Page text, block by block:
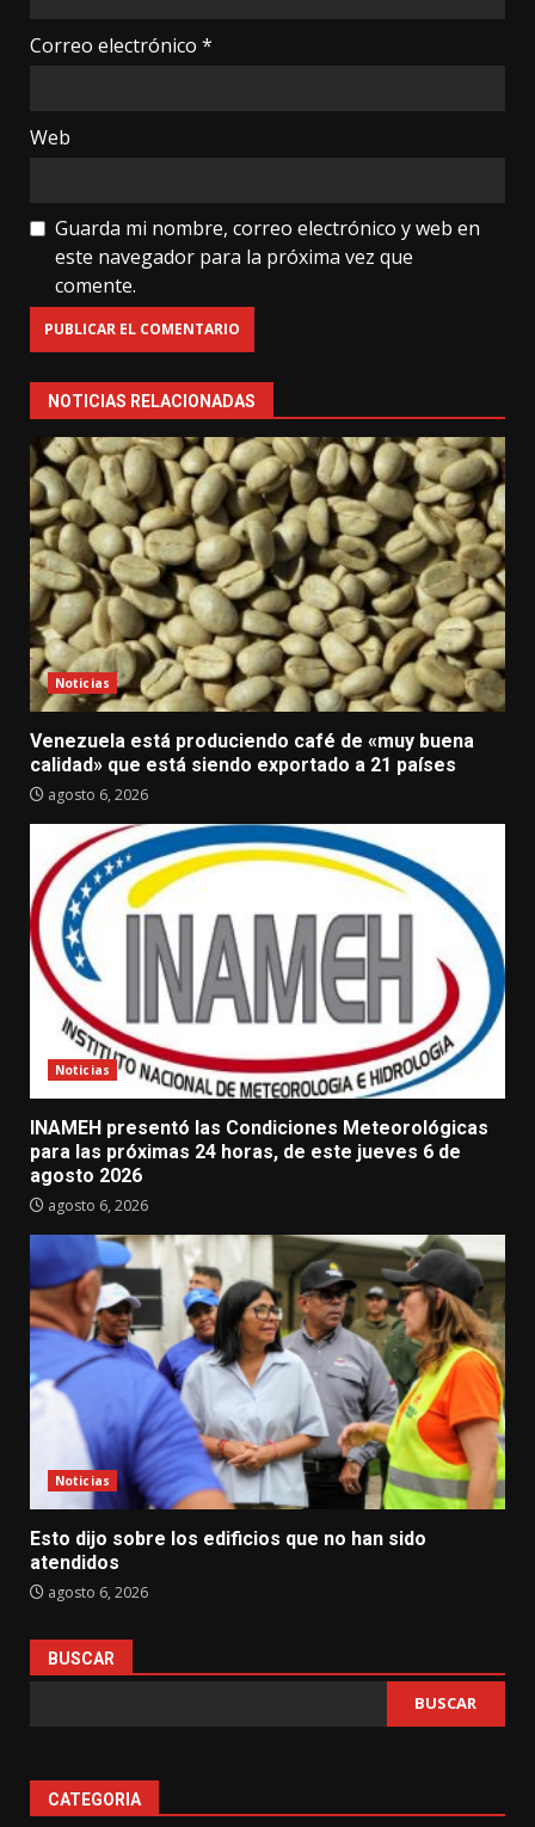
Correo electrónico *
Web
Guarda mi nombre, correo electrónico y web en
este navegador para la próxima vez que
comente.
NOTICIAS RELACIONADAS
Noticias
Venezuela está produciendo café de «muy buena
calidad» que está siendo exportado a 21 países
agosto 6, 2026
Noticias
INAMEH presentó las Condiciones Meteorológicas
para las próximas 24 horas, de este jueves 6 de
agosto 2026
agosto 6, 2026
Noticias
Esto dijo sobre los edificios que no han sido
atendidos
agosto 6, 2026
BUSCAR
BUSCAR
CATEGORIA